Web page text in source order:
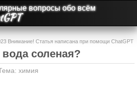
вопросы обо всём
Внимание! Статья написана при помощи ChatGPT
неточности.соленая?
химия